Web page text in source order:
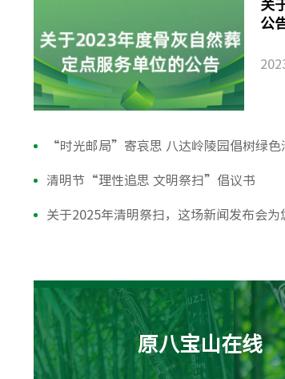
关
公
“时光邮局”寄哀思 八达岭陵园倡树绿色
清明节“理性追思 文明祭扫”倡议书
关于2025年清明祭扫，这场新闻发布会为
原八宝山在线